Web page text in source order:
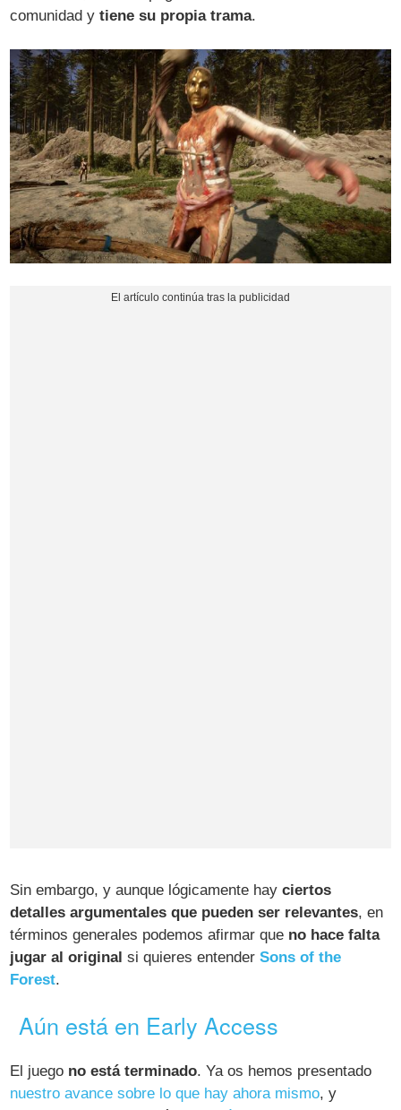
comunidad ytiene su propia trama.
Sin embargo, y aunque lógicamente hayciertos
detalles argumentales que pueden ser relevantes, en
términos generales podemos afirmar que no hace falta
jugar al original si quieres entenderSons of the
Forest.
Aún está en Early Access
El juego no está terminado. Ya os hemos presentado
nuestro avance sobre lo que hay ahora mismo, y